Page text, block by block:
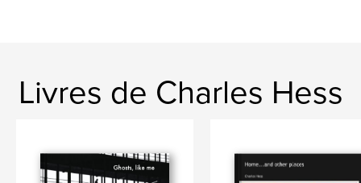
Livres de Charles Hess